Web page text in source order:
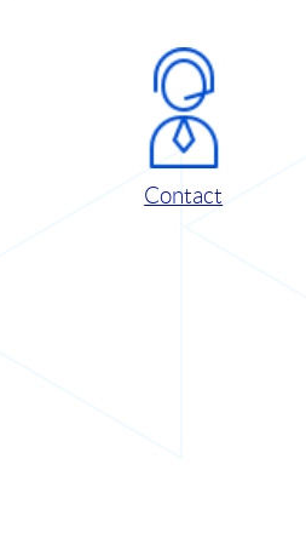
Contact